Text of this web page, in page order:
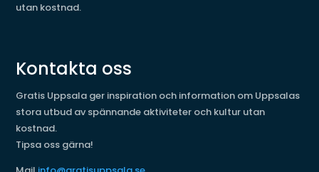
utan kostnad.
Kontakta oss
Gratis Uppsala ger inspiration och information om Uppsalas
stora utbud av spännande aktiviteter och kultur utan
kostnad.
Tipsa oss gärna!